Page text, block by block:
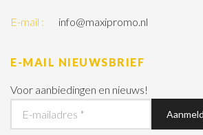
E-mail : info@maxipromo.nl
E-MAIL NIEUWSBRIEF
Voor aanbiedingen en nieuws!